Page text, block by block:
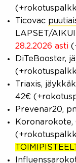
Ticovac
LAPSET/
28.2.2026 asti
DiTeBooster,
Triaxis,
42€
Prevenar20,
Koronarokote,